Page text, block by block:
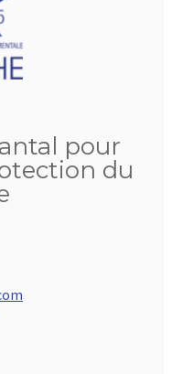
pour
du